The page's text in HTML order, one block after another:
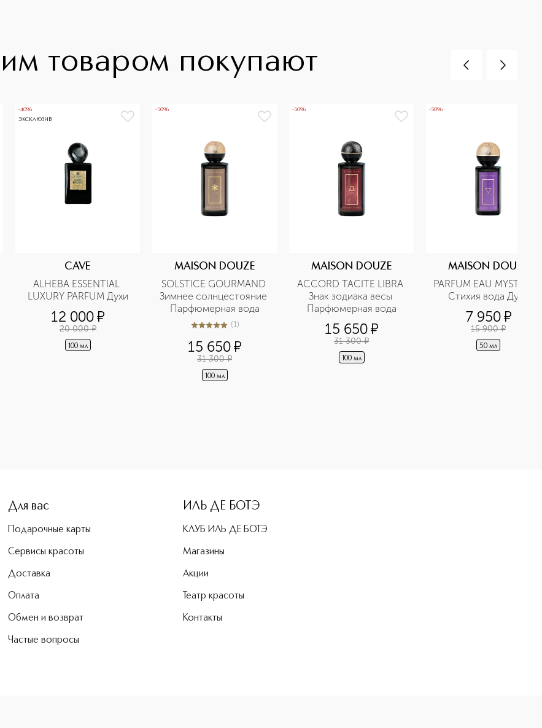
товаром покупают
-40%
ЭКСКЛЮЗИВ
CAVE
ALHEBA ESSENTIAL
LUXURY PARFUM Духи
12 000¤
20 000 ¤
100 мл
-50%
MAISON DOUZE
SOLSTICE GOURMAND
Зимнее солнцестояние
Парфюмерная вода
5из 51 (1)
15 650¤
31 300 ¤
100 мл
-50%
MAISON DOUZE
ACCORD TACITE LIBRA
Знак зодиака весы
Парфюмерная вода
15 650¤
31 300 ¤
100 мл
-50%
MAISON DOUZE
PARFUM EAU MYSTIQUE
Стихия вода Духи
7 950¤
15 900 ¤
50 мл
Для вас
Подарочные карты
Сервисы красоты
Доставка
Оплата
Обмен и возврат
Частые вопросы
ИЛЬ ДЕ БОТЭ
КЛУБ ИЛЬ ДЕ БОТЭ
Магазины
Акции
Театр красоты
Контакты